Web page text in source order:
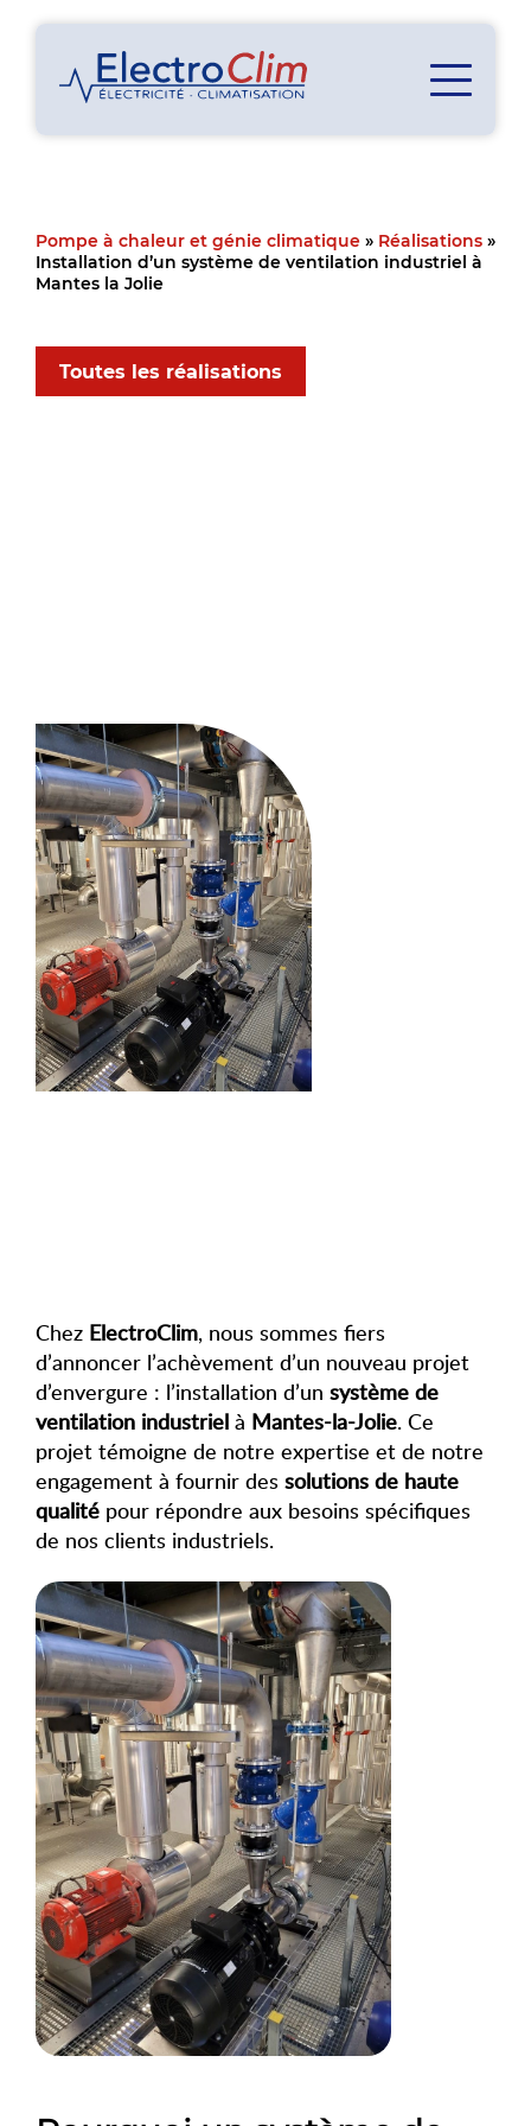
Pompe à chaleur et génie climatique » Réalisations »
Installation d’un système de ventilation industriel à
Mantes la Jolie
Toutes les réalisations
Chez ElectroClim, nous sommes fiers
d’annoncer l’achèvement d’un nouveau projet
d’envergure : l’installation d’un système de
ventilation industriel à Mantes-la-Jolie. Ce
projet témoigne de notre expertise et de notre
engagement à fournir des solutions de haute
qualité pour répondre aux besoins spécifiques
de nos clients industriels.